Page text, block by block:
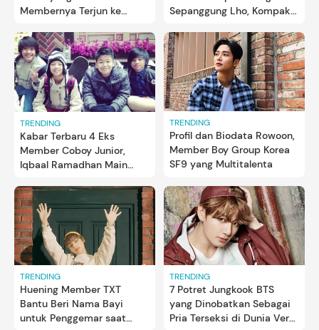
Membernya Terjun ke
Sepanggung Lho, Kompak
TRENDING
Kabar Terbaru 4 Eks
Member Coboy Junior,
Iqbaal Ramadhan Main
TRENDING
Profil dan Biodata Rowoon,
Member Boy Group Korea
SF9 yang Multitalenta
TRENDING
Huening Member TXT
Bantu Beri Nama Bayi
untuk Penggemar saat
TRENDING
7 Potret Jungkook BTS
yang Dinobatkan Sebagai
Pria Terseksi di Dunia Versi